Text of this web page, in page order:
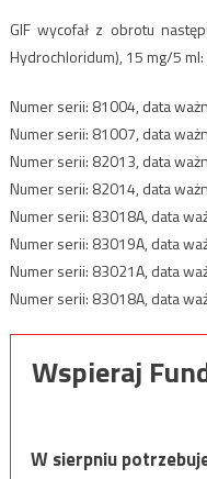
GIF wycofał z obrotu
Hydrochloridum), 15 mg/5 ml:
Numer serii: 81004, data
Numer serii: 81007, data
Numer serii: 82013, data
Numer serii: 82014, data
Numer serii: 83018A, data
Numer serii: 83019A, data
Numer serii: 83021A, data
Numer serii: 83018A, data
Wspieraj
W sierpniu